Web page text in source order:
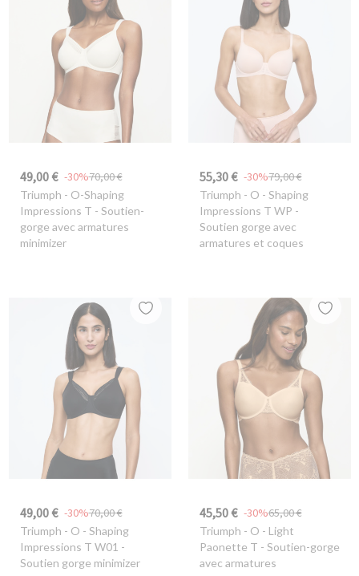
49,00 € 70,00 €
-30%
Triumph - O-Shaping
Impressions T - Soutien-
gorge avec armatures
minimizer
55,30 € 79,00 €
-30%
Triumph - O - Shaping
Impressions T WP -
Soutien gorge avec
armatures et coques
49,00 € 70,00 €
-30%
Triumph - O - Shaping
Impressions T W01 -
Soutien gorge minimizer
45,50 € 65,00 €
-30%
Triumph - O - Light
Paonette T - Soutien-gorge
avec armatures